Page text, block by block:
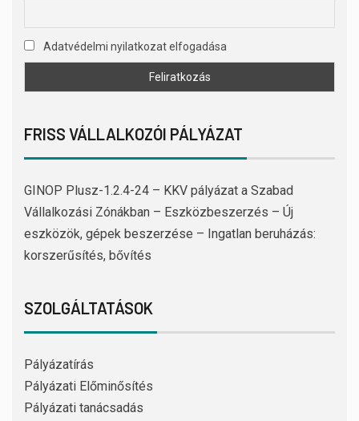
Adatvédelmi nyilatkozat elfogadása
FRISS VÁLLALKOZÓI PÁLYÁZAT
GINOP Plusz-1.2.4-24 – KKV pályázat a Szabad
Vállalkozási Zónákban – Eszközbeszerzés – Új
eszközök, gépek beszerzése – Ingatlan beruházás:
korszerűsítés, bővítés
SZOLGÁLTATÁSOK
Pályázatírás
Pályázati Előminősítés
Pályázati tanácsadás